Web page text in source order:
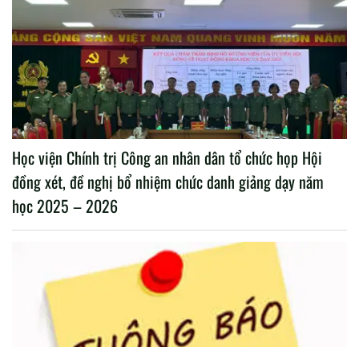
Học viện Chính trị Công an nhân dân tổ chức họp Hội
đồng xét, đề nghị bổ nhiệm chức danh giảng dạy năm
học 2025 – 2026